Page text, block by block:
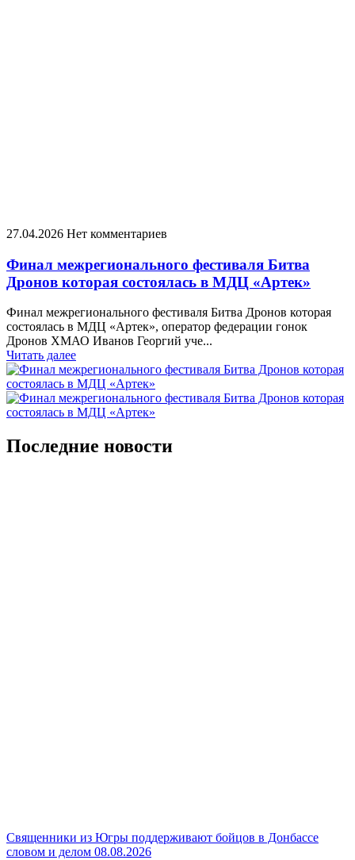
27.04.2026 Нет комментариев
Финал межрегионального фестиваля Битва
Дронов которая состоялась в МДЦ «Артек»
Финал межрегионального фестиваля Битва Дронов которая
состоялась в МДЦ «Артек», оператор федерации гонок
Дронов ХМАО Иванов Георгий уче...
Читать далее
Последние новости
Священники из Югры поддерживают бойцов в Донбассе
словом и делом 08.08.2026